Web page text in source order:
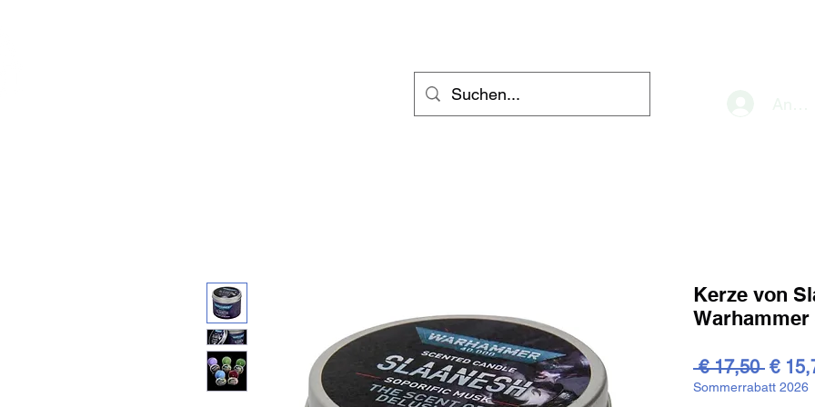
Kerze von
Warhammer
€ 17,50 €
Sommerrabatt 2026